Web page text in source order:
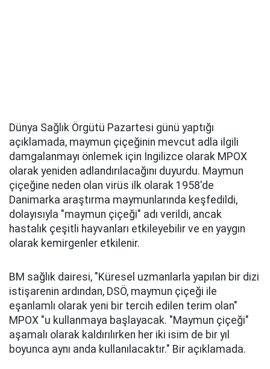
Dünya Sağlık Örgütü Pazartesi günü yaptığı
açıklamada, maymun çiçeğinin mevcut adla ilgili
damgalanmayı önlemek için İngilizce olarak MPOX
olarak yeniden adlandırılacağını duyurdu. Maymun
çiçeğine neden olan virüs ilk olarak 1958'de
Danimarka araştırma maymunlarında keşfedildi,
dolayısıyla "maymun çiçeği" adı verildi, ancak
hastalık çeşitli hayvanları etkileyebilir ve en yaygın
olarak kemirgenler etkilenir.
BM sağlık dairesi, "Küresel uzmanlarla yapılan bir dizi
istişarenin ardından, DSÖ, maymun çiçeği ile
eşanlamlı olarak yeni bir tercih edilen terim olan"
MPOX "u kullanmaya başlayacak. "Maymun çiçeği"
aşamalı olarak kaldırılırken her iki isim de bir yıl
boyunca aynı anda kullanılacaktır." Bir açıklamada.